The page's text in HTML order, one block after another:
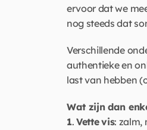
ervoor dat we
nog steeds dat
Verschillende
authentieke en
last van hebben
Wat zijn dan
1. Vettevis: zalm,